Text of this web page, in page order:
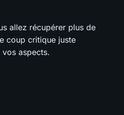
allez récupérer plus de
coup critique juste
aspects.